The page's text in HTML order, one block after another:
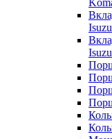
Isuzu
Isuzu